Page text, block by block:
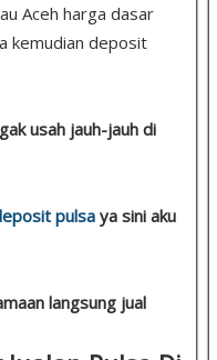
Aceh harga dasar
kemudian deposit
gak usah jauh-jauh di
pulsaya sini aku
langsung jual